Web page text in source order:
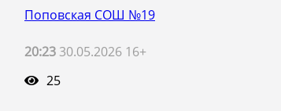
Поповская СОШ №19
20:23 30.05.2026 16+
25